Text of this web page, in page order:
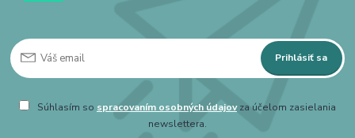
Prihlásiť sa
Súhlasím so spracovaním osobných údajovza účelom zasielania
newslettera.